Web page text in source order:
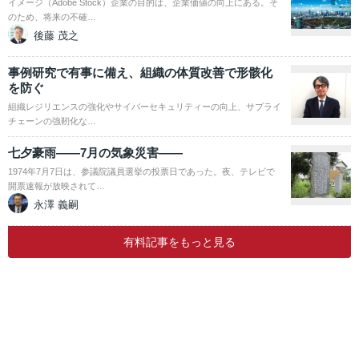
イメージ（Adobe Stock）企業の目的は、企業価値の向上にある。そ
のため、将来の不確…
後藤 茂之
事例研究で有事に備え、組織の体質改善で形骸化
を防ぐ
組織レジリエンスの強化やサイバーセキュリティーの向上、サプライ
チェーンの強靭化な…
七夕豪雨――7月の気象災害――
1974年7月7日は、参議院議員選挙の投票日であった。夜、テレビで
開票速報が放映されて…
永澤 義嗣
有料記事をもっと見る